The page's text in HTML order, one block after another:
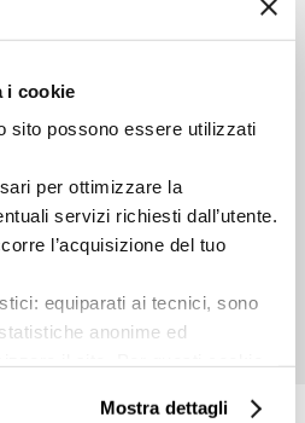
i cookie
sito possono essere utilizzati
per ottimizzare la
servizi richiesti dall’utente.
l’acquisizione del tuo
equiparati ai tecnici, sono
anonime ed
marketing: sono utilizzati, solo
Mostra dettagli
honed
glossy
Shade variations:
Unit of measure:
PZ